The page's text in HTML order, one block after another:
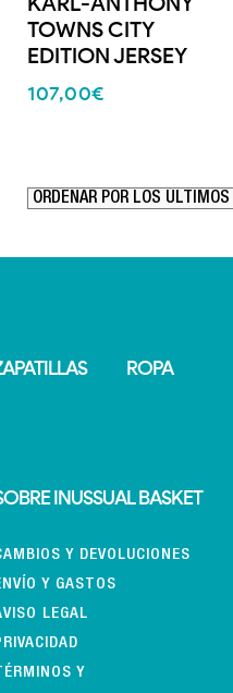
TOWNS CITY
EDITION JERSEY
107,00€
ROPA
INUSSUAL BASKET
Y DEVOLUCIONES
Y GASTOS
LEGAL
Y